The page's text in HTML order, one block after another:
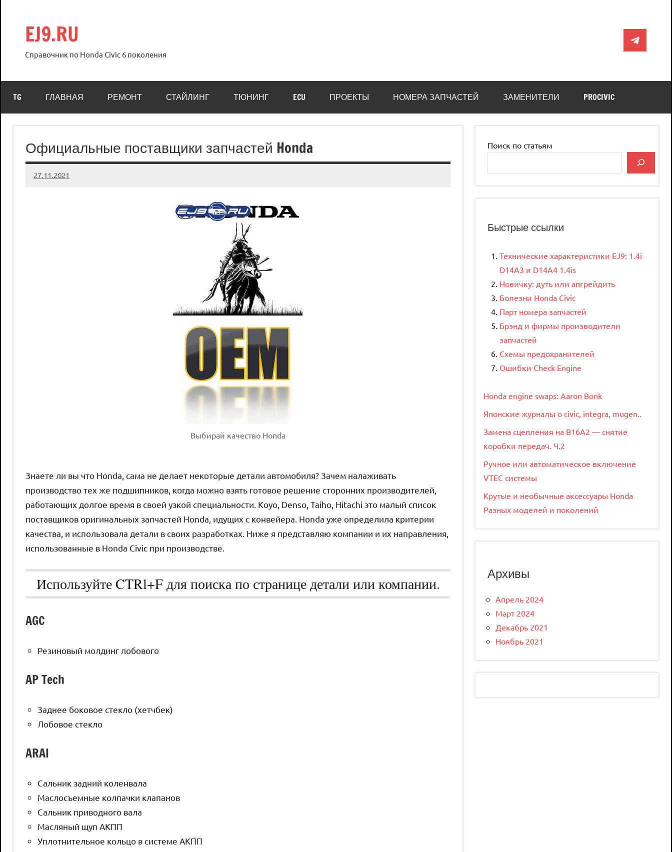
содержимому
EJ9.RU
Справочник по Honda Civic 6 поколения
Telegram
TG ГЛАВНАЯ РЕМОНТ СТАЙЛИНГ ТЮНИНГ ECU ПРОЕКТЫ НОМЕРА ЗАПЧАСТЕЙ ЗАМЕНИТЕЛИ PROCIVIC
Официальные поставщики запчастей Honda
27.11.2021
Crew
Нет
Выбирай качество Honda
Знаете ли вы что Honda, сама не делает некоторые детали автомобиля? Зачем налаживать
производство тех же подшипников, когда можно взять готовое решение сторонних производителей,
работающих долгое время в своей узкой специальности. Koyo, Denso, Taiho, Hitachi это малый список
поставщиков оригинальных запчастей Honda, идущих с конвейера. Honda уже определила критерии
качества, и использовала детали в своих разработках. Ниже я представляю компании и их направления,
использованные в Honda Civic при производстве.
Используйте CTRl+F для поиска по странице детали или компании.
AGC
Резиновый молдинг лобового
AP Tech
Заднее боковое стекло (хетчбек)
Лобовое стекло
ARAI
Сальник задний коленвала
Маслосъемные колпачки клапанов
Сальник приводного вала
Масляный щуп АКПП
Уплотнительное кольцо в системе АКПП
Поиск по статьям
Быстрые ссылки
Технические характеристики EJ9: 1.4i
D14A3 и D14A4 1.4is
Новичку: дуть или апгрейдить
Болезни Honda Civic
Парт номера запчастей
Брэнд и фирмы производители
запчастей
Схемы предохранителей
Ошибки Check Engine
Honda engine swaps: Aaron Bonk
Японские журналы о civic, integra, mugen..
Замена сцепления на B16A2 — снятие
коробки передач. Ч.2
Ручное или автоматическое включение
VTEC системы
Крутые и необычные аксессуары Honda
Разных моделей и поколений
Архивы
Апрель 2024
Март 2024
Декабрь 2021
Ноябрь 2021